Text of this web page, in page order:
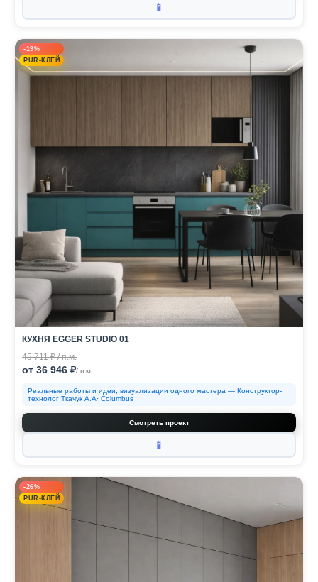
📱
-19%
PUR-КЛЕЙ
КУХНЯ EGGER STUDIO 01
45 711 ₽ / п.м.
от 36 946 ₽/ п.м.
Реальные работы и идеи, визуализации одного мастера — Конструктор-
технолог Ткачук А.А· Columbus
Смотреть проект
📱
-26%
PUR-КЛЕЙ